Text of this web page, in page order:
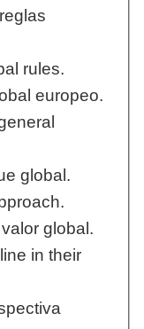
rules.
europeo.
global.
global.
in their